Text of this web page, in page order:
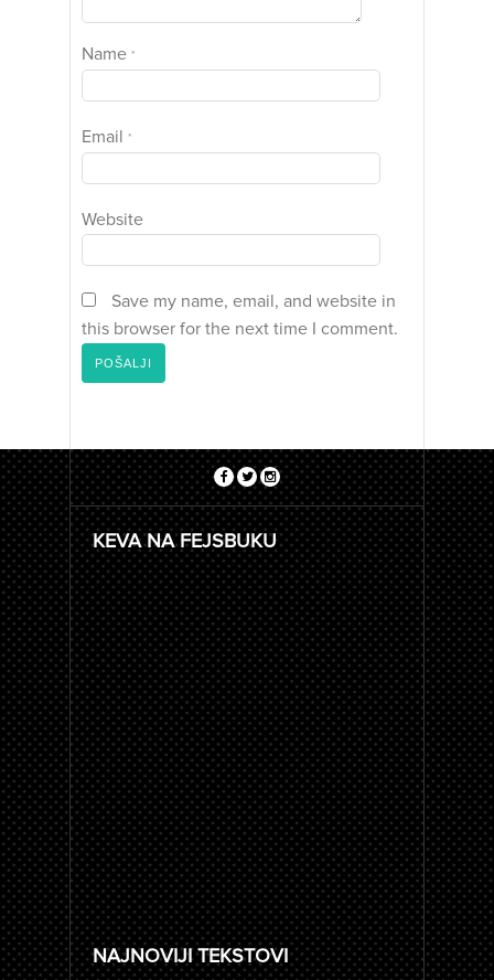
Name *
Email *
Website
Save my name, email, and website in
this browser for the next time I comment.
KEVA NA FEJSBUKU
NAJNOVIJI TEKSTOVI